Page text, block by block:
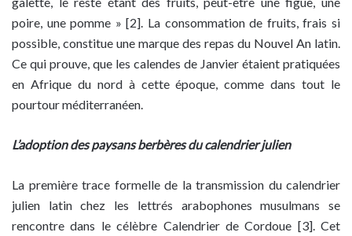
poire, une pomme » [2]. La consommation de fruits, frais si
possible, constitue une marque des repas du Nouvel An latin.
Ce qui prouve, que les calendes de Janvier étaient pratiquées
en Afrique du nord à cette époque, comme dans tout le
pourtour méditerranéen.
L’adoption des paysans berbères du calendrier julien
La première trace formelle de la transmission du calendrier
julien latin chez les lettrés arabophones musulmans se
rencontre dans le célèbre Calendrier de Cordoue [3]. Cet